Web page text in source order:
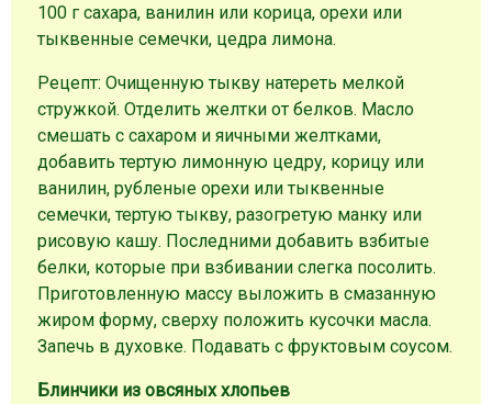
100 г сахара, ванилин или корица, орехи или
тыквенные семечки, цедра лимона.
Рецепт: Очищенную тыкву натереть мелкой
стружкой. Отделить желтки от белков. Масло
смешать с сахаром и яичными желтками,
добавить тертую лимонную цедру, корицу или
ванилин, рубленые орехи или тыквенные
семечки, тертую тыкву, разогретую манку или
рисовую кашу. Последними добавить взбитые
белки, которые при взбивании слегка посолить.
Приготовленную массу выложить в смазанную
жиром форму, сверху положить кусочки масла.
Запечь в духовке. Подавать с фруктовым соусом.
Блинчики из овсяных хлопьев